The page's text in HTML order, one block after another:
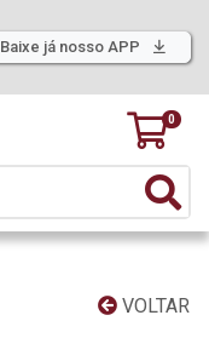
Baixe já nosso APP
0
VOLTAR